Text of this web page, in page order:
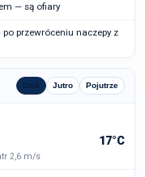
— są ofiary
przewróceniu naczepy z
Dziś Jutro Pojutrze
17°C
2,6 m/s